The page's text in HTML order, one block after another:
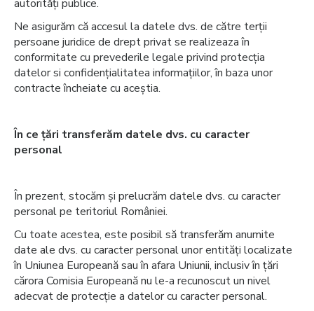
autorități publice.
Ne asigurăm că accesul la datele dvs. de către terții
persoane juridice de drept privat se realizeaza în
conformitate cu prevederile legale privind protecția
datelor si confidențialitatea informațiilor, în baza unor
contracte încheiate cu aceștia.
În ce țări transferăm datele dvs. cu caracter
personal
În prezent, stocăm și prelucrăm datele dvs. cu caracter
personal pe teritoriul României.
Cu toate acestea, este posibil să transferăm anumite
date ale dvs. cu caracter personal unor entități localizate
în Uniunea Europeană sau în afara Uniunii, inclusiv în țări
cărora Comisia Europeană nu le-a recunoscut un nivel
adecvat de protecție a datelor cu caracter personal.